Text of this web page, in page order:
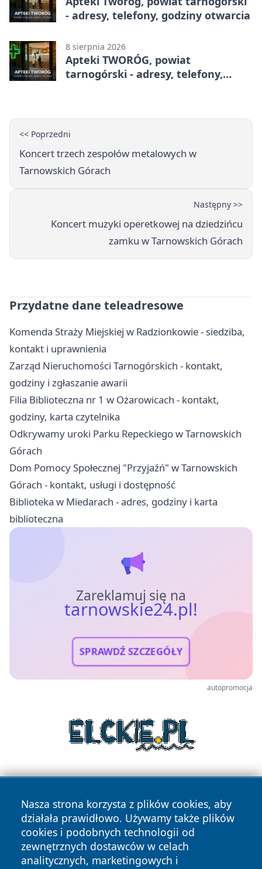
- adresy, telefony, godziny otwarcia
8 sierpnia 2026
Apteki TWORÓG, powiat
tarnogórski - adresy, telefony,
<< Poprzedni
Koncert trzech zespołów metalowych w
Tarnowskich Górach
Następny >>
Koncert muzyki operetkowej na dziedzińcu
zamku w Tarnowskich Górach
Przydatne dane teleadresowe
Komenda Straży Miejskiej w Radzionkowie - siedziba,
kontakt i uprawnienia
Zarząd Nieruchomości Tarnogórskich - kontakt,
godziny i zgłaszanie awarii
Filia Biblioteczna nr 1 w Ożarowicach - kontakt,
godziny, karta czytelnika
Odkrywamy uroki Parku Repeckiego w Tarnowskich
Górach
Dom Pomocy Społecznej "Przyjaźń" w Tarnowskich
Górach - kontakt, usługi i dostępność
Biblioteka w Miedarach - adres, godziny i karta
biblioteczna
Zareklamuj się na
tarnowskie24.pl!
SPRAWDŹ SZCZEGÓŁY
autopromocja
Nasza strona korzysta z plików cookies, aby
działała prawidłowo. Używamy także plików
cookies i podobnych technologii od
zewnętrznych dostawców w celach
analitycznych, marketingowych i
Copyright © 2026 tarnowskie24.pl Wszystkie prawa
zastrzeżone.